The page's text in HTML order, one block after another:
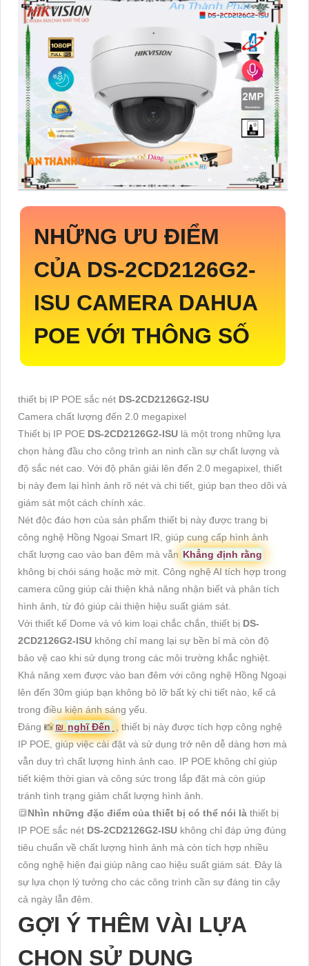
NHỮNG ƯU ĐIỂM
CỦA DS-2CD2126G2-
ISU CAMERA DAHUA
POE VỚI THÔNG SỐ
thiết bị IP POE sắc nét DS-2CD2126G2-ISU
Camera chất lượng đến 2.0 megapixel
Thiết bị IP POE DS-2CD2126G2-ISU là một trong những lựa
chọn hàng đầu cho công trình an ninh cần sự chất lượng và
độ sắc nét cao. Với độ phân giải lên đến 2.0 megapixel, thiết
bị này đem lại hình ảnh rõ nét và chi tiết, giúp bạn theo dõi và
giám sát một cách chính xác.
Nét độc đáo hơn của sản phẩm thiết bị này được trang bị
công nghệ Hồng Ngoại Smart IR, giúp cung cấp hình ảnh
chất lượng cao vào ban đêm mà vẫn Khẳng định rằng
không bị chói sáng hoặc mờ mịt. Công nghệ AI tích hợp trong
camera cũng giúp cải thiện khả năng nhận biết và phân tích
hình ảnh, từ đó giúp cải thiện hiệu suất giám sát.
Với thiết kế Dome và vỏ kim loại chắc chắn, thiết bị DS-
2CD2126G2-ISU không chỉ mang lại sự bền bỉ mà còn độ
bảo vệ cao khi sử dụng trong các môi trường khắc nghiệt.
Khả năng xem được vào ban đêm với công nghệ Hồng Ngoại
lên đến 30m giúp bạn không bỏ lỡ bất kỳ chi tiết nào, kể cả
trong điều kiện ánh sáng yếu.
Đáng 📸₪ nghĩ Đến
, thiết bị này được tích hợp công nghệ
IP POE, giúp việc cài đặt và sử dụng trở nên dễ dàng hơn mà
vẫn duy trì chất lượng hình ảnh cao. IP POE không chỉ giúp
tiết kiệm thời gian và công sức trong lắp đặt mà còn giúp
tránh tình trạng giảm chất lượng hình ảnh.
🔳Nhìn những đặc điểm của thiết bị có thể nói là thiết bị
IP POE sắc nét DS-2CD2126G2-ISU không chỉ đáp ứng đúng
tiêu chuẩn về chất lượng hình ảnh mà còn tích hợp nhiều
công nghệ hiện đại giúp nâng cao hiệu suất giám sát. Đây là
sự lựa chọn lý tưởng cho các công trình cần sự đáng tin cậy
cả ngày lẫn đêm.
GỢI Ý THÊM VÀI LỰA
CHỌN SỬ DỤNG